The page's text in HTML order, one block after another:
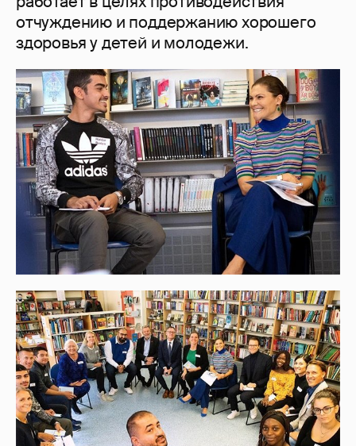
отчуждению и поддержанию хорошего
здоровья у детей и молодежи.